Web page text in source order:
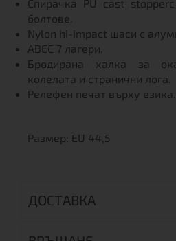
Спирачка PU cast
болтове.
Nylon hi-impact шаси с
ABEC 7 лагери.
Бродирана халка за
колелата и странични лога.
Релефен печат върху
Размер: EU 44,5
ДОСТАВКА